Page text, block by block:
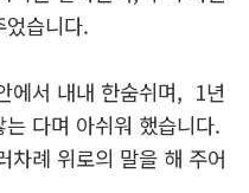
습니다.
에서 내내 한숨쉬며, 1년
다며 아쉬워 했습니다.
차례 위로의 말을 해 주어